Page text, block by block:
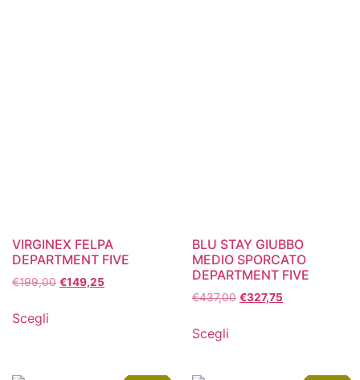
VIRGINEX FELPA
DEPARTMENT FIVE
€199,00 €149,25
Scegli
BLU STAY GIUBBO
MEDIO SPORCATO
DEPARTMENT FIVE
€437,00 €327,75
Scegli